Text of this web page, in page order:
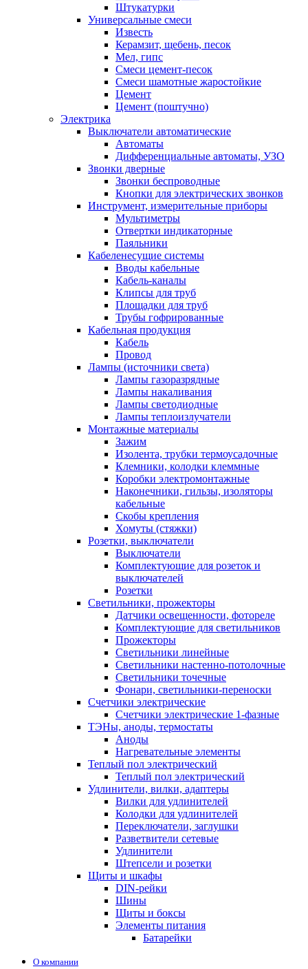
Штукатурки
Универсальные смеси
Известь
Керамзит, щебень, песок
Мел, гипс
Смеси цемент-песок
Смеси шамотные жаростойкие
Цемент
Цемент (поштучно)
Электрика
Выключатели автоматические
Автоматы
Дифференциальные автоматы, УЗО
Звонки дверные
Звонки беспроводные
Кнопки для электрических звонков
Инструмент, измерительные приборы
Мультиметры
Отвертки индикаторные
Паяльники
Кабеленесущие системы
Вводы кабельные
Кабель-каналы
Клипсы для труб
Площадки для труб
Трубы гофрированные
Кабельная продукция
Кабель
Провод
Лампы (источники света)
Лампы газоразрядные
Лампы накаливания
Лампы светодиодные
Лампы теплоизлучатели
Монтажные материалы
Зажим
Изолента, трубки термоусадочные
Клемники, колодки клеммные
Коробки электромонтажные
Наконечники, гильзы, изоляторы
кабельные
Скобы крепления
Хомуты (стяжки)
Розетки, выключатели
Выключатели
Комплектующие для розеток и
выключателей
Розетки
Светильники, прожекторы
Датчики освещенности, фотореле
Комплектующие для светильников
Прожекторы
Светильники линейные
Светильники настенно-потолочные
Светильники точечные
Фонари, светильники-переноски
Счетчики электрические
Счетчики электрические 1-фазные
ТЭНы, аноды, термостаты
Аноды
Нагревательные элементы
Теплый пол электрический
Теплый пол электрический
Удлинители, вилки, адаптеры
Вилки для удлинителей
Колодки для удлинителей
Переключатели, заглушки
Разветвители сетевые
Удлинители
Штепсели и розетки
Щиты и шкафы
DIN-рейки
Шины
Щиты и боксы
Элементы питания
Батарейки
О компании